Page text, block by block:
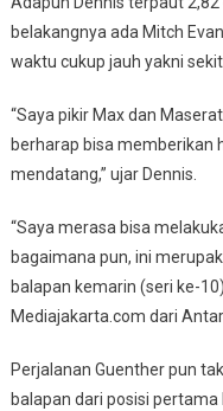
belakangnya ada Mitch
waktu cukup jauh yakni
“Saya pikir Max dan
berharap bisa memberikan
mendatang,” ujar Dennis.
“Saya merasa bisa
bagaimana pun, ini
balapan kemarin (seri ke-
Mediajakarta.com dari
Perjalanan Guenther pun
balapan dari posisi